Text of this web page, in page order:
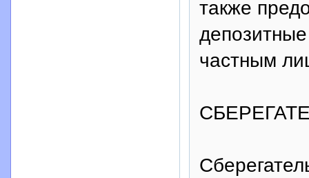
также
частным